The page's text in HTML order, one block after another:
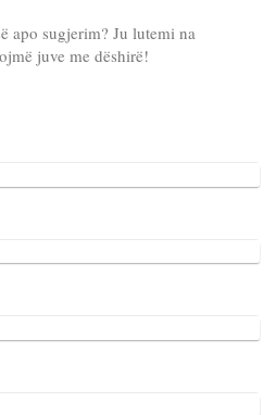
apo sugjerim? Ju lutemi na
juve me dëshirë!